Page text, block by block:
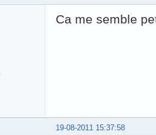
Ca me semble
19-08-2011 15:37:58